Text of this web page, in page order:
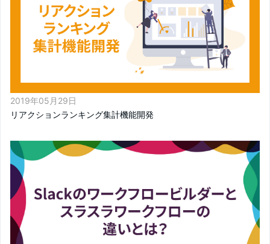
2019年05月29日
リアクションランキング集計機能開発